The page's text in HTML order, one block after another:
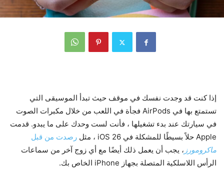
إذا كنت قد وجدت نفسك في موقف حيث تبدأ الموسيقى التي
تستمتع بها في AirPods فجأة في اللعب من خلال مكبرات الصوت
في سيارتك عند بدء تشغيلها ، فأنت لست وحدك على ما يبدو. قدمت
Apple حلاً بسيطًا للمشكلة في iOS 26 ، مثل
رصدت من قبل
ماكرومورز ، يجب أن يعمل ذلك أيضًا مع أي زوج آخر من سماعات
الرأس اللاسلكية المتصلة بجهاز iPhone الخاص بك.